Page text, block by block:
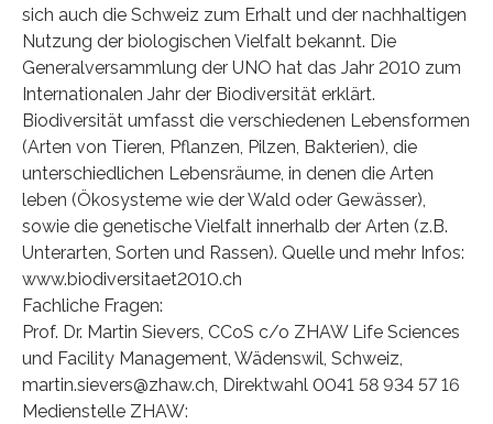
sich auch die Schweiz zum Erhalt und der nachhaltigen
Nutzung der biologischen Vielfalt bekannt. Die
Generalversammlung der UNO hat das Jahr 2010 zum
Internationalen Jahr der Biodiversität erklärt.
Biodiversität umfasst die verschiedenen Lebensformen
(Arten von Tieren, Pflanzen, Pilzen, Bakterien), die
unterschiedlichen Lebensräume, in denen die Arten
leben (Ökosysteme wie der Wald oder Gewässer),
sowie die genetische Vielfalt innerhalb der Arten (z.B.
Unterarten, Sorten und Rassen). Quelle und mehr Infos:
www.biodiversitaet2010.ch
Fachliche Fragen:
Prof. Dr. Martin Sievers, CCoS c/o ZHAW Life Sciences
und Facility Management, Wädenswil, Schweiz,
martin.sievers@zhaw.ch, Direktwahl 0041 58 934 57 16
Medienstelle ZHAW: